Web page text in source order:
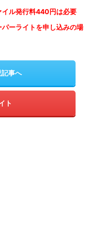
ル発行料440円は必要
ーライトを申し込みの場
事へ
ト